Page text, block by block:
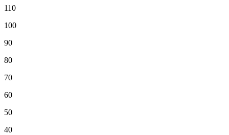
110
100
90
80
70
60
50
40